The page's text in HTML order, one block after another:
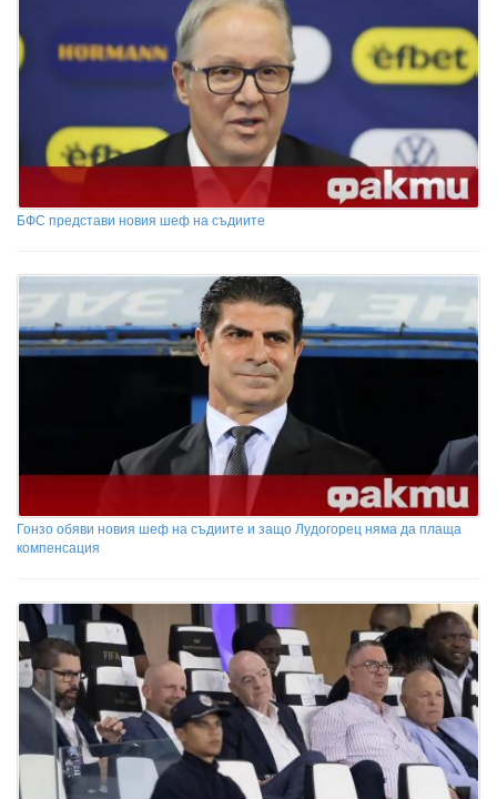
БФС представи новия шеф на съдиите
Гонзо обяви новия шеф на съдиите и защо Лудогорец няма да плаща
компенсация